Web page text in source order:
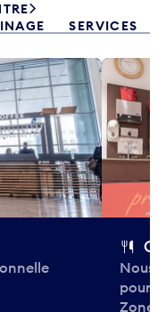
SERVICES
Nous
pour
Zone.